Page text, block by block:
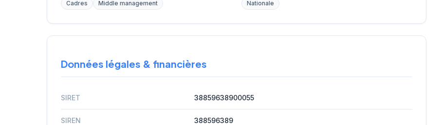
Cadres Middle management Nationale
Données légales & financières
SIRET 38859638900055
SIREN 388596389